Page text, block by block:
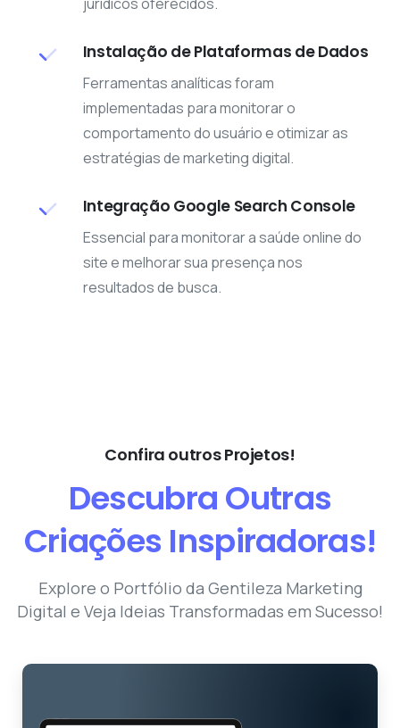
Instalação de Plataformas de Dados
Ferramentas analíticas foram
implementadas para monitorar o
comportamento do usuário e otimizar as
estratégias de marketing digital.
Integração Google Search Console
Essencial para monitorar a saúde online do
site e melhorar sua presença nos
resultados de busca.
Confira outros Projetos!
DescubraOutras
Criações Inspiradoras!
Explore o Portfólio da Gentileza Marketing
Digital e Veja Ideias Transformadas em Sucesso!